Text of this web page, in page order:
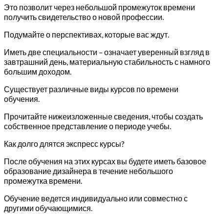
Это позволит через небольшой промежуток времени
получить свидетельство о новой профессии.
Подумайте о перспективах, которые вас ждут.
Иметь две специальности – означает уверенный взгляд в
завтрашний день, материальную стабильность с намного
большим доходом.
Существует различные виды курсов по времени
обучения.
Прочитайте нижеизложенные сведения, чтобы создать
собственное представление о периоде учебы.
Как долго длятся экспресс курсы?
После обучения на этих курсах вы будете иметь базовое
образование дизайнера в течение небольшого
промежутка времени.
Обучение ведется индивидуально или совместно с
другими обучающимися.